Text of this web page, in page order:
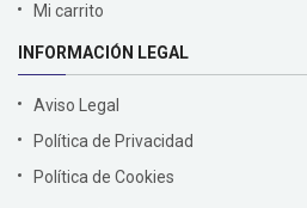
Mi carrito
INFORMACIÓN LEGAL
Aviso Legal
Política de Privacidad
Política de Cookies